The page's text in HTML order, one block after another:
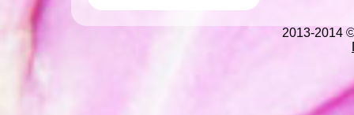
2013-2014